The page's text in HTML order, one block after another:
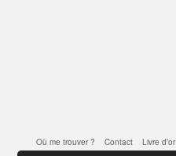
Où me trouver ? Contact Livre d’or